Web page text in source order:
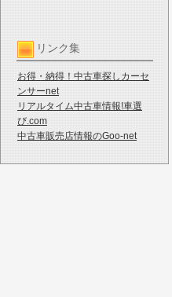
リンク集
お得・納得！中古車探しカーセ
ンサーnet
リアルタイム中古車情報!車選
び.com
中古車販売店情報のGoo-net